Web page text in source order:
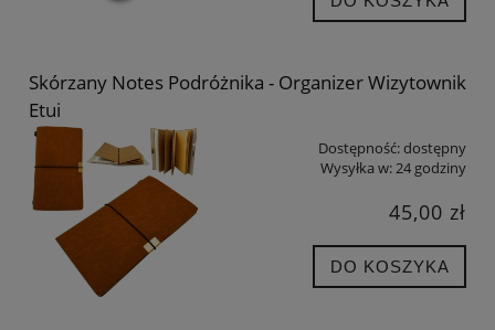
Skórzany Notes Podróżnika - Organizer Wizytownik
Etui
Dostępność:dostępny
Wysyłka w:24 godziny
45,00 zł
DO KOSZYKA